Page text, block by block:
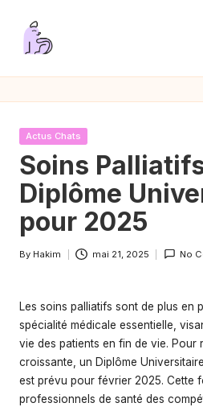
P
a
s
s
i
o
n
C
h
a
t
s
Posted
Actus Chats
Soins
Diplôme
pour 2025
Posted
By Hakim mai 21, 2025 No
Les soins palliatifs sont de plus en
spécialité médicale essentielle,
vie des patients en fin de vie. Pour
croissante, un Diplôme
est prévu pour février 2025. Cette
professionnels de santé des